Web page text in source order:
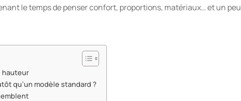
le temps de penser confort, proportions, matériaux… et un peu
hauteur
qu’un modèle standard ?